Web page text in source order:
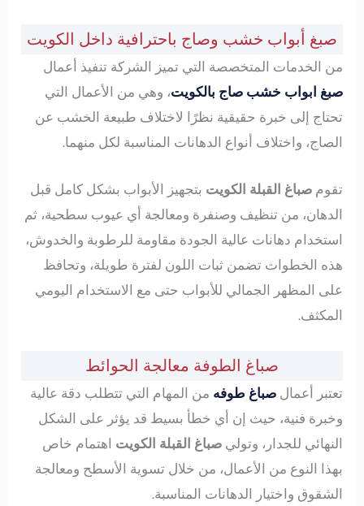
صبغ أبواب خشب وصاج باحترافية داخل الكويت
من الخدمات المتخصصة التي تميز الشركة تنفيذ أعمال
صبغ ابواب خشب صاج بالكويت، وهي من الأعمال التي
تحتاج إلى خبرة حقيقية نظرًا لاختلاف طبيعة الخشب عن
الصاج، واختلاف أنواع الدهانات المناسبة لكل منهما.
تقومصباغ القبلة الكويت بتجهيز الأبواب بشكل كامل قبل
الدهان، من تنظيف وصنفرة ومعالجة أي عيوب سطحية، ثم
استخدام دهانات عالية الجودة مقاومة للرطوبة والخدوش،
هذه الخطوات تضمن ثبات اللون لفترة طويلة، وتحافظ
على المظهر الجمالي للأبواب حتى مع الاستخدام اليومي
المكثف.
صباغ الطوفة معالجة الحوائط
تعتبر أعمالصباغ طوفه من المهام التي تتطلب دقة عالية
وخبرة فنية، حيث إن أي خطأ بسيط قد يؤثر على الشكل
النهائي للجدار، وتوليصباغ القبلة الكويت اهتمام خاص
بهذا النوع من الأعمال، من خلال تسوية الأسطح ومعالجة
الشقوق واختيار الدهانات المناسبة.